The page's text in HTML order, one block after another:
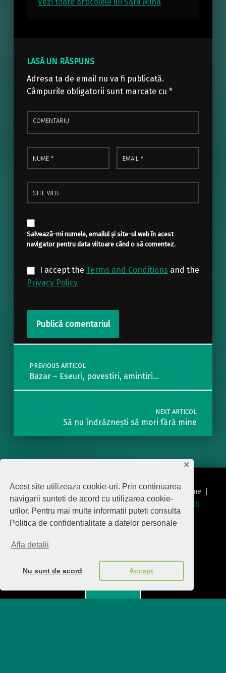
Acest site utilizeaza cookie-uri. Prin continuarea
navigarii sunteti de acord cu utilizarea cookie-
urilor. Pentru mai multe informatii puteti consulta
Politica de confidentialitate a datelor personale
Afla detalii
Nu sunt de acord Accept
✕
Skip back to main navigation
LASĂ UN RĂSPUNS
Adresa ta de email nu va fi publicată.
Câmpurile obligatorii sunt marcate cu *
Comentariu
Nume
* Email
*
Site web
Salvează-mi numele, emailul și site-ul web în acest
navigator pentru data viitoare când o să comentez.
I accept the Terms and Conditions and the
Privacy Policy
Post navigation
PREVIOUS ARTICOL
Bazar – Eseuri, povestiri, amintiri…
NEXT ARTICOL
Să nu îndrăznești să mori fără mine
© 2026Editura Biscara |UsingModern WordPresstheme.
Politica de protecţie date cu caracter personal |
Back to
top ↑
politica de confidentialitate
Back to top ↑